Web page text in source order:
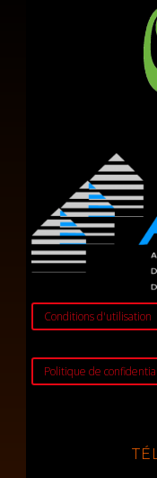
Conditions d'utilisation
Politique de